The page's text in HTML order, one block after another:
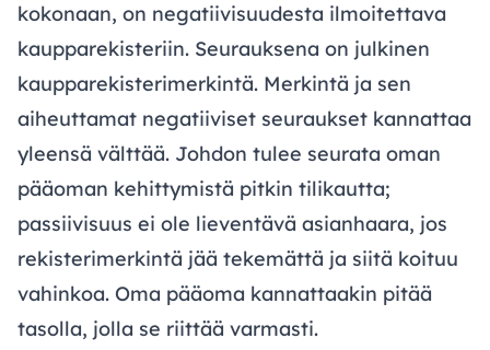
kokonaan, on negatiivisuudesta ilmoitettava
kaupparekisteriin. Seurauksena on julkinen
kaupparekisterimerkintä. Merkintä ja sen
aiheuttamat negatiiviset seuraukset kannattaa
yleensä välttää. Johdon tulee seurata oman
pääoman kehittymistä pitkin tilikautta;
passiivisuus ei ole lieventävä asianhaara, jos
rekisterimerkintä jää tekemättä ja siitä koituu
vahinkoa. Oma pääoma kannattaakin pitää
tasolla, jolla se riittää varmasti.